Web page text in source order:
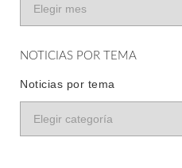
NOTICIAS POR TEMA
Noticias por tema